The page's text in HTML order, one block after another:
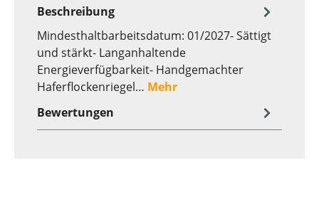
Beschreibung
Mindesthaltbarbeitsdatum: 01/2027- Sättigt
und stärkt- Langanhaltende
Energieverfügbarkeit- Handgemachter
Haferflockenriegel… Mehr
Bewertungen